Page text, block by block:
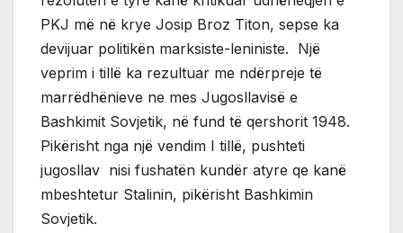
PKJ më në krye Josip Broz Titon, sepse ka
devijuar politikën marksiste-leniniste. Një
veprim i tillë ka rezultuar me ndërpreje të
marrëdhënieve ne mes Jugosllavisë e
Bashkimit Sovjetik, në fund të qershorit 1948.
Pikërisht nga një vendim I tillë, pushteti
jugosllav nisi fushatën kundër atyre qe kanë
mbeshtetur Stalinin, pikërisht Bashkimin
Sovjetik.